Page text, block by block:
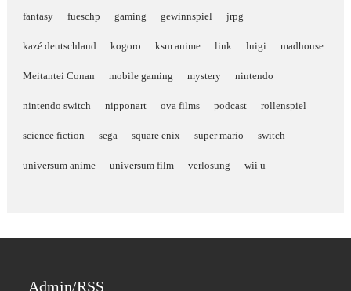
fantasy fueschp gaming gewinnspiel jrpg
kazé deutschland kogoro ksm anime link luigi madhouse
Meitantei Conan mobile gaming mystery nintendo
nintendo switch nipponart ova films podcast rollenspiel
science fiction sega square enix super mario switch
universum anime universum film verlosung wii u
Admin/RSS